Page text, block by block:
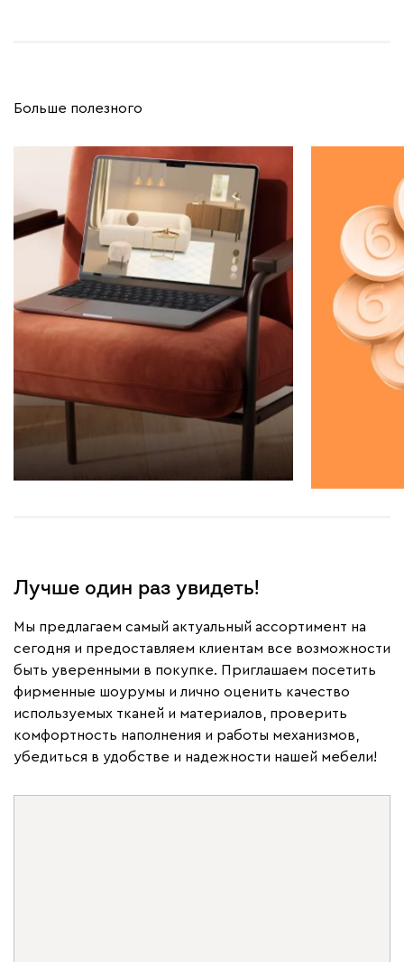
Больше полезного
Дизайн‑проект в подарок
Вернем его стоимость
Лучше один раз увидеть!
Мы предлагаем самый актуальный ассортимент на
сегодня и предоставляем клиентам все возможности
быть уверенными в покупке. Приглашаем посетить
фирменные шоурумы и лично оценить качество
используемых тканей и материалов, проверить
комфортность наполнения и работы механизмов,
убедиться в удобстве и надежности нашей мебели!